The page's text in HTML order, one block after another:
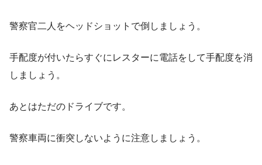
警察官二人をヘッドショットで倒しましょう。
手配度が付いたらすぐにレスターに電話をして手配度を消
しましょう。
あとはただのドライブです。
警察車両に衝突しないように注意しましょう。